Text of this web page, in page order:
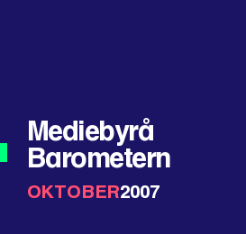
Mediebyrå
Barometern
OKTOBER2007